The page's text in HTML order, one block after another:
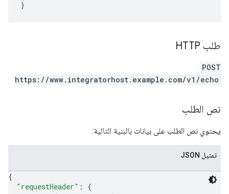
طلب HTTP
POST
https://www.integratorhost.example.com/v1/echo
نص الطلب
يحتوي نص الطلب على بيانات بالبنية التالية:
تمثيل JSON
{
"requestHeader" : {